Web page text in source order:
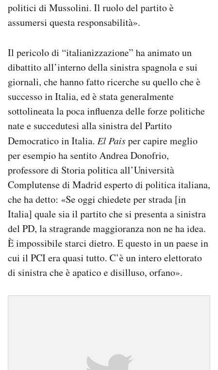
politici di Mussolini. Il ruolo del partito è
assumersi questa responsabilità».
Il pericolo di “italianizzazione” ha animato un
dibattito all’interno della sinistra spagnola e sui
giornali, che hanno fatto ricerche su quello che è
successo in Italia, ed è stata generalmente
sottolineata la poca influenza delle forze politiche
nate e succedutesi alla sinistra del Partito
Democratico in Italia. El Paisper capire meglio
per esempio ha sentito Andrea Donofrio,
professore di Storia politica all’Università
Complutense di Madrid esperto di politica italiana,
che ha detto: «Se oggi chiedete per strada [in
Italia] quale sia il partito che si presenta a sinistra
del PD, la stragrande maggioranza non ne ha idea.
È impossibile starci dietro. E questo in un paese in
cui il PCI era quasi tutto. C’è un intero elettorato
di sinistra che è apatico e disilluso, orfano».